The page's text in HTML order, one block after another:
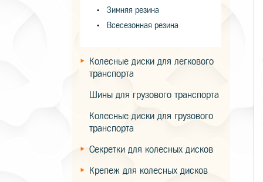
Зимняя резина
Всесезонная резина
Колесные диски для легкового
транспорта
Шины для грузового транспорта
Колесные диски для грузового
транспорта
Секретки для колесных дисков
Крепеж для колесных дисков